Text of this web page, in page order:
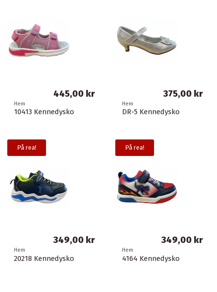
Hem
DR-5 Kennedysko
375,00 kr
Hem
10413 Kennedysko
445,00 kr
På rea!
Hem
4164 Kennedysko
349,00 kr
På rea!
Hem
20218 Kennedysko
349,00 kr